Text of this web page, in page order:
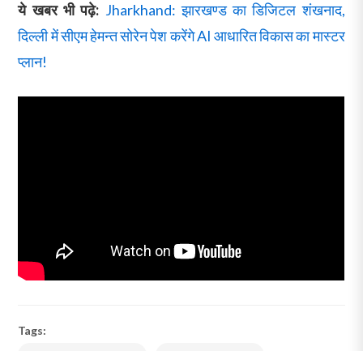
ये खबर भी पढ़े: Jharkhand: झारखण्ड का डिजिटल शंखनाद,
दिल्ली में सीएम हेमन्त सोरेन पेश करेंगे AI आधारित विकास का मास्टर
प्लान!
Tags: